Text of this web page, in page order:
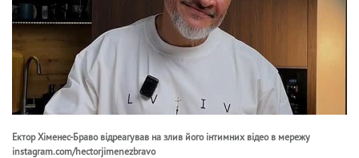
Ектор Хіменес-Браво відреагував на злив його інтимних відео в мережу
instagram.com/hectorjimenezbravo